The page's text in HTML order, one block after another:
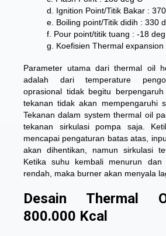
d. Ignition Point/Titik Bakar :
e. Boiling point/Titik didih : 330
f. Pour point/titik tuang : -18
g. Koefisien Thermal
Parameter utama darithermal oil
adalah dari temperature
oprasional tidak begitu
tekanan tidak akan mempengaruhi
Tekanan dalam system thermal oil
tekanan sirkulasi pompa saja.
mencapai pengaturan batas atas,
akan dihentikan, namun sirkulasi
Ketika suhu kembali menurun
rendah, maka burner akan menyala
Desain Thermal
800.000 Kcal